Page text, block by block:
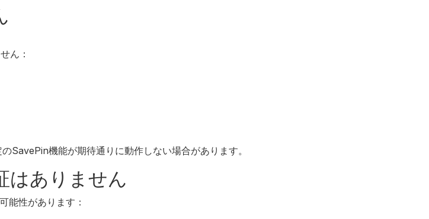
ん：
SavePin機能が期待通りに動作しない場合があります。
はありません
能性があります：